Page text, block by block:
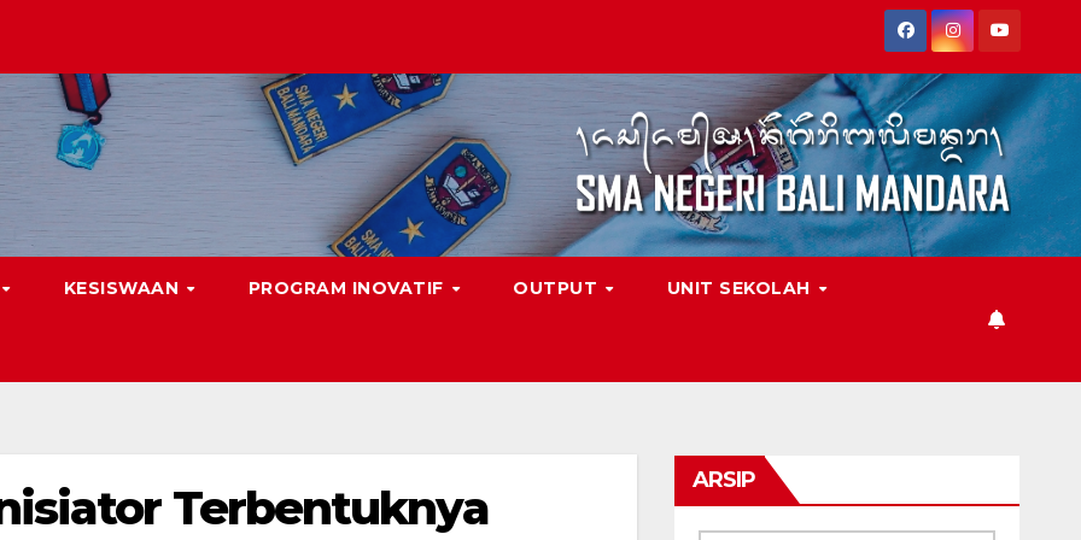
KESISWAAN PROGRAM INOVATIF OUTPUT UNIT SEKOLAH
Terbentuknya
ARSIP